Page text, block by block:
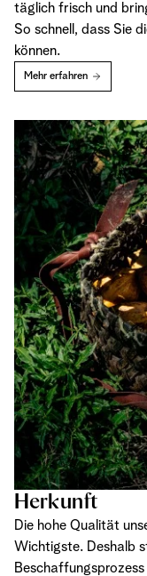
täglich frisch und
So schnell, dass Sie
können.
Mehr erfahren
Herkunft
Die hohe Qualität
Wichtigste. Deshalb